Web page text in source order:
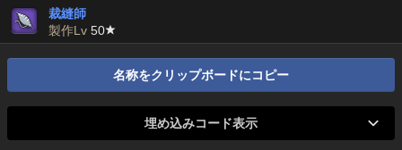
裁縫師
製作Lv 50
名称をクリップボードにコピー
埋め込みコード表示